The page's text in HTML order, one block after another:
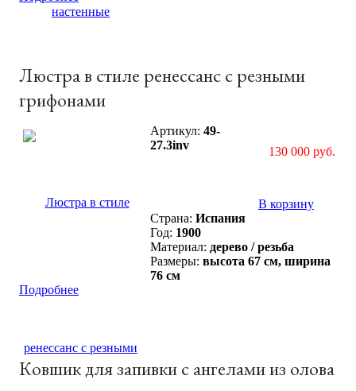
Люстра в стиле ренессанс с резными
грифонами
130 000 руб.
В корзину
Артикул: 49-
27.3inv
Страна: Испания
Год: 1900
Материал: дерево / резьба
Размеры: высота 67 см, ширина
76 см
Подробнее
Ковшик для запивки с ангелами из олова